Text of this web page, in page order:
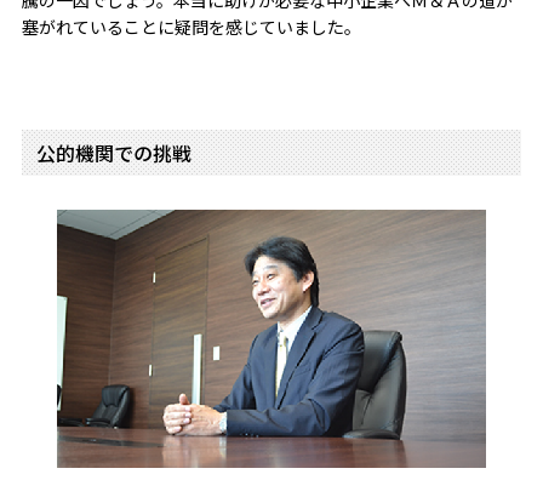
塞がれていることに疑問を感じていました。
公的機関での挑戦